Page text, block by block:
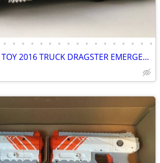
• • • • • • • • • • • • • • • • •
AMERADA HESS TOY 2016 TRUCK DRAGSTER EMERGENCY FLASHERS RCE CAR SOUND